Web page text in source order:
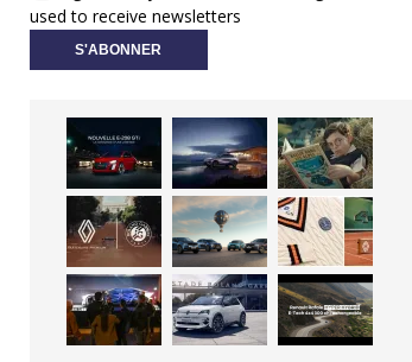
used to receive newsletters